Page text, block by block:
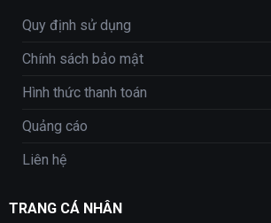
Quy định sử dụng
Chính sách bảo mật
Hình thức thanh toán
Quảng cáo
Liên hệ
TRANG CÁ NHÂN